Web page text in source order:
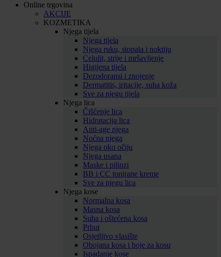
Online trgovina
AKCIJE
KOZMETIKA
Njega tijela
Njega tijela
Njega ruku, stopala i noktiju
Celulit, strije i mršavljenje
Higijena tijela
Dezodoransi i znojenje
Dermatitis, iritacije, suha koža
Sve za njegu tijela
Njega lica
Čišćenje lica
Hidratacija lica
Anti-age njega
Noćna njega
Njega oko očiju
Njega usana
Maske i pilinzi
BB i CC tonirane kreme
Sve za njegu lica
Njega kose
Normalna kosa
Masna kosa
Suha i oštećena kosa
Prhut
Osjetljivo vlasište
Obojana kosa i boje za kosu
Ispadanje kose